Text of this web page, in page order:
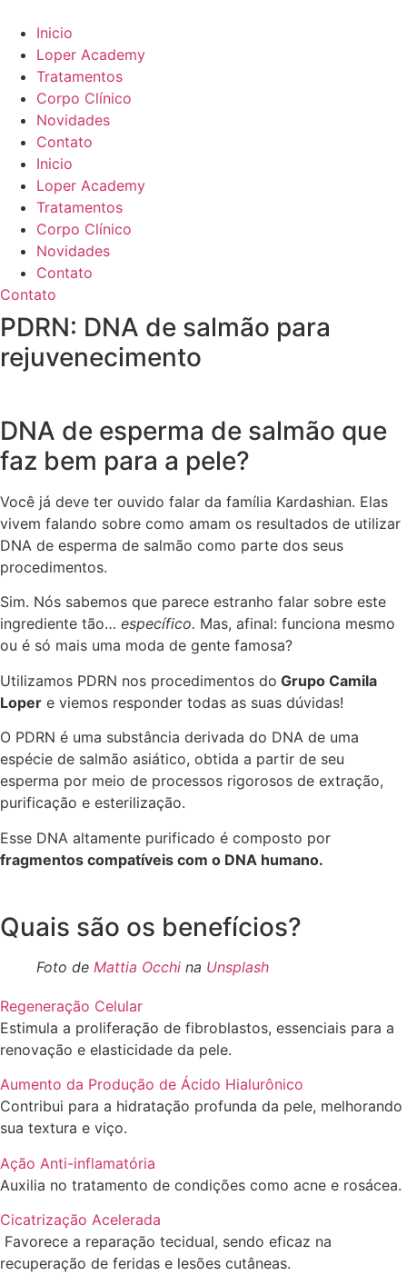
para
conteúdo
Inicio
Loper Academy
Tratamentos
Corpo Clínico
Novidades
Contato
Inicio
Loper Academy
Tratamentos
Corpo Clínico
Novidades
Contato
Contato
PDRN: DNA de salmão para
rejuvenecimento
DNA de esperma de salmão que
faz bem para a pele?
Você já deve ter ouvido falar da família Kardashian. Elas
vivem falando sobre como amam os resultados de utilizar
DNA de esperma de salmão como parte dos seus
procedimentos.
​Sim. Nós sabemos que parece estranho falar sobre este
ingrediente tão… específico. Mas, afinal: funciona mesmo
ou é só mais uma moda de gente famosa?
Utilizamos PDRN nos procedimentos do Grupo Camila
Loper e viemos responder todas as suas dúvidas!
O PDRN é uma substância derivada do DNA de uma
espécie de salmão asiático, obtida a partir de seu
esperma por meio de processos rigorosos de extração,
purificação e esterilização.
Esse DNA altamente purificado é composto por
fragmentos compatíveis com o DNA humano.
Quais são os benefícios?
Foto de Mattia Occhi na Unsplash
Regeneração Celular
Estimula a proliferação de fibroblastos, essenciais para a
renovação e elasticidade da pele.
Aumento da Produção de Ácido Hialurônico
Contribui para a hidratação profunda da pele, melhorando
sua textura e viço.
Ação Anti-inflamatória
Auxilia no tratamento de condições como acne e rosácea.
Cicatrização Acelerada
Favorece a reparação tecidual, sendo eficaz na
recuperação de feridas e lesões cutâneas.